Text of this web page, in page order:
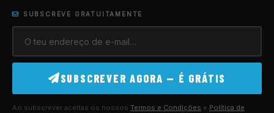
SUBSCREVE GRATUITAMENTE
SUBSCREVER AGORA — É GRÁTIS
Ao subscrever aceitas os nossos Termos e Condições e Política de